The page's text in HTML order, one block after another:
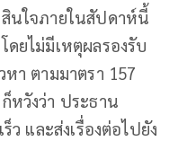
นใจภายในสัปดาห์นี้
ยไม่มีเหตุผลรองรับ
า ตามมาตรา 157
หวังว่า ประธาน
ว และส่งเรื่องต่อไปยัง